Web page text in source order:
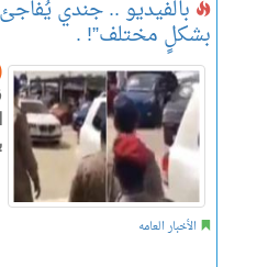
بالفيديو .. جندي
بشكلٍ مختلف”! .
الأخبار العامه